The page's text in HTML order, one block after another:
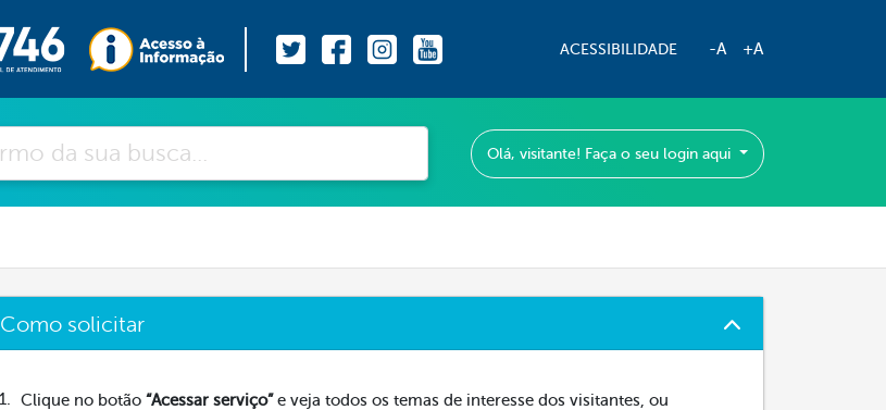
ACESSIBILIDADE -A +A
Olá, visitante! Faça o seu login aqui
Como solicitar
Clique no botão“Acessar serviço”e veja todos os temas de interesse dos visitantes, ou